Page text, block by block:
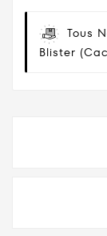
Tous
Blister